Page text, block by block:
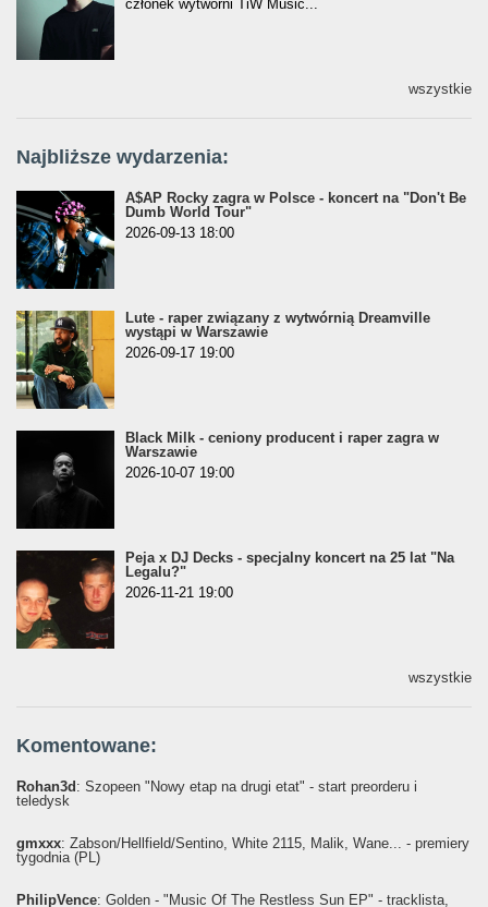
członek wytwórni TiW Music...
wszystkie
Najbliższe wydarzenia:
A$AP Rocky zagra w Polsce - koncert na "Don't Be
Dumb World Tour"
2026-09-13 18:00
Lute - raper związany z wytwórnią Dreamville
wystąpi w Warszawie
2026-09-17 19:00
Black Milk - ceniony producent i raper zagra w
Warszawie
2026-10-07 19:00
Peja x DJ Decks - specjalny koncert na 25 lat "Na
Legalu?"
2026-11-21 19:00
wszystkie
Komentowane:
Rohan3d : Szopeen "Nowy etap na drugi etat" - start preorderu i
teledysk
gmxxx: Żabson/Hellfield/Sentino, White 2115, Malik, Wane... - premiery
tygodnia (PL)
PhilipVence: Golden - "Music Of The Restless Sun EP" - tracklista,